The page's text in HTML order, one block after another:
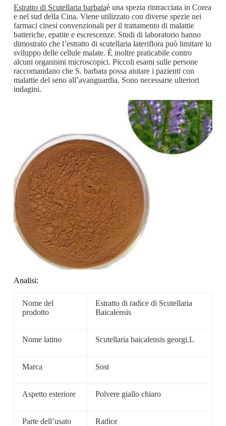
Estratto di Scutellaria barbataè una spezia rintracciata in Corea
e nel sud della Cina. Viene utilizzato con diverse spezie nei
farmaci cinesi convenzionali per il trattamento di malattie
batteriche, epatite e escrescenze. Studi di laboratorio hanno
dimostrato che l’estratto di scutellaria lateriflora può limitare lo
sviluppo delle cellule malate. È inoltre praticabile contro
alcuni organismi microscopici. Piccoli esami sulle persone
raccomandano che S. barbata possa aiutare i pazienti con
malattie del seno all’avanguardia. Sono necessarie ulteriori
indagini.
Analisi:
Nome del
prodotto
Estratto di radice di Scutellaria
Baicalensis
Nome latino Scutellaria baicalensis georgi.L
Marca Sost
Aspetto esteriore Polvere giallo chiaro
Parte dell’usato Radice